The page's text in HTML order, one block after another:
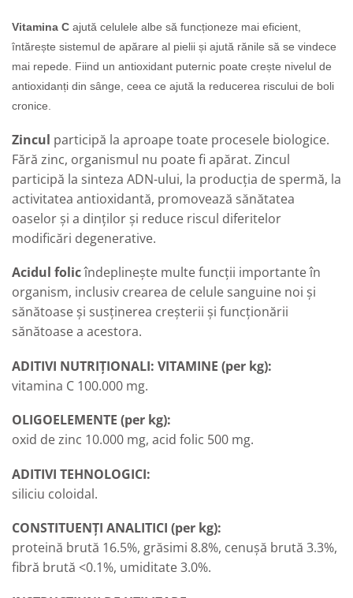
Vitamina C ajută celulele albe să funcționeze mai eficient,
întărește sistemul de apărare al pielii și ajută rănile să se vindece
mai repede. Fiind un antioxidant puternic poate crește nivelul de
antioxidanți din sânge, ceea ce ajută la reducerea riscului de boli
cronice.
Zincul participă la aproape toate procesele biologice.
Fără zinc, organismul nu poate fi apărat. Zincul
participă la sinteza ADN-ului, la producția de spermă, la
activitatea antioxidantă, promovează sănătatea
oaselor și a dinților și reduce riscul diferitelor
modificări degenerative.
Acidul folicîndeplinește multe funcții importante în
organism, inclusiv crearea de celule sanguine noi și
sănătoase și susținerea creșterii și funcționării
sănătoase a acestora.
ADITIVI NUTRIȚIONALI: VITAMINE (per kg):
vitamina C 100.000 mg.
OLIGOELEMENTE (per kg):
oxid de zinc 10.000 mg, acid folic 500 mg.
ADITIVI TEHNOLOGICI:
siliciu coloidal.
CONSTITUENȚI ANALITICI (per kg):
proteină brută 16.5%, grăsimi 8.8%, cenușă brută 3.3%,
fibră brută <0.1%, umiditate 3.0%.